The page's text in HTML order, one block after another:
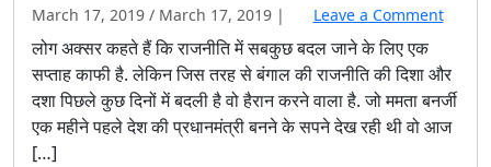
March 17, 2019 / March 17, 2019 | Leave a Comment
लोग अक्सर कहते हैं कि राजनीति में सबकुछ बदल जाने के लिए एक
सप्ताह काफी है. लेकिन जिस तरह से बंगाल की राजनीति की दिशा और
दशा पिछले कुछ दिनों में बदली है वो हैरान करने वाला है. जो ममता बनर्जी
एक महीने पहले देश की प्रधानमंत्री बनने के सपने देख रही थी वो आज
[…]